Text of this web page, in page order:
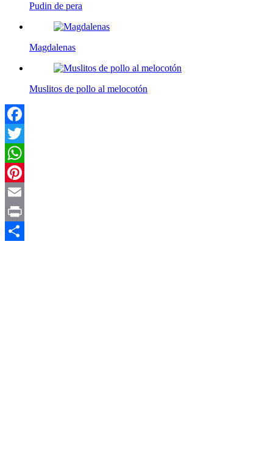
Pudin de pera
Magdalenas
Muslitos de pollo al melocotón
Facebook
Twitter
WhatsApp
Pinterest
Email
Print